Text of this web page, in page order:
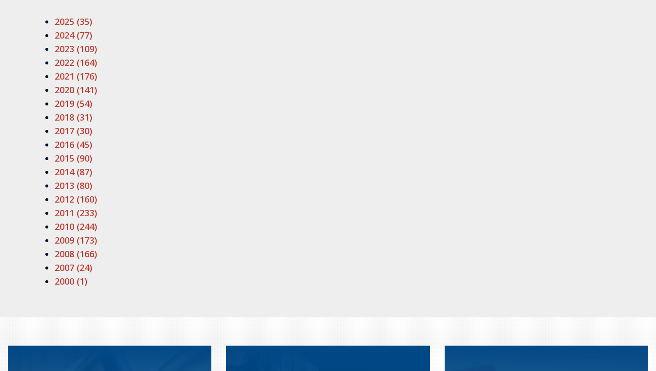
2025 (35)
2024 (77)
2023 (109)
2022 (164)
2021 (176)
2020 (141)
2019 (54)
2018 (31)
2017 (30)
2016 (45)
2015 (90)
2014 (87)
2013 (80)
2012 (160)
2011 (233)
2010 (244)
2009 (173)
2008 (166)
2007 (24)
2000 (1)